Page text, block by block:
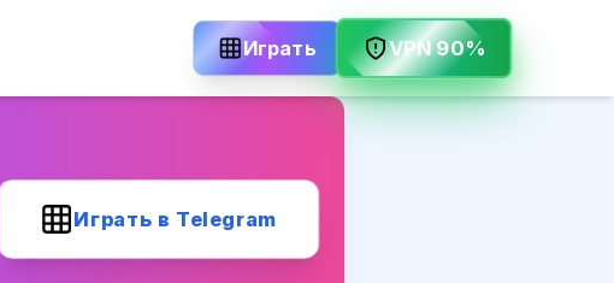
Играть VPN 90%
Играть в Telegram